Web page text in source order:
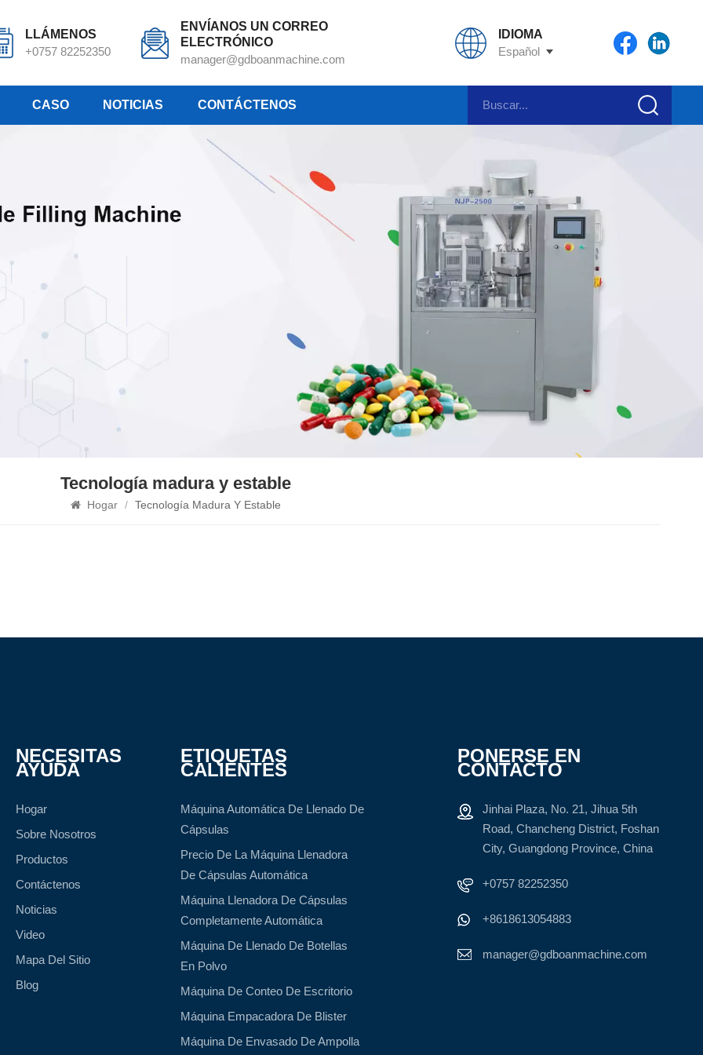
LLÁMENOS
+0757 82252350
ENVÍANOS UN CORREO
ELECTRÓNICO
manager@gdboanmachine.com
IDIOMA
Español
CASO NOTICIAS CONTÁCTENOS
Tecnología madura y estable
Hogar / Tecnología Madura Y Estable
NECESITAS
AYUDA
Hogar
Sobre Nosotros
Productos
Contáctenos
Noticias
Video
Mapa Del Sitio
Blog
ETIQUETAS
CALIENTES
Máquina Automática De Llenado De
Cápsulas
Precio De La Máquina Llenadora
De Cápsulas Automática
Máquina Llenadora De Cápsulas
Completamente Automática
Máquina De Llenado De Botellas
En Polvo
Máquina De Conteo De Escritorio
Máquina Empacadora De Blister
Máquina De Envasado De Ampolla
PONERSE EN
CONTACTO
Jinhai Plaza, No. 21, Jihua 5th
Road, Chancheng District, Foshan
City, Guangdong Province, China
+0757 82252350
+8618613054883
manager@gdboanmachine.com